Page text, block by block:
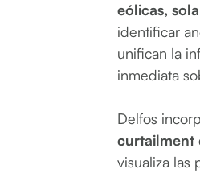
eólicas,
identificar
unifican la
inmediata
Delfos
curtailment
visualiza las